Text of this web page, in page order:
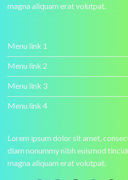
magna aliquam erat volutpat.
Menu link 1
Menu link 2
Menu link 3
Menu link 4
Lorem ipsum dolor sit amet,
diam nonummy nibh euismod
magna aliquam erat volutpat.